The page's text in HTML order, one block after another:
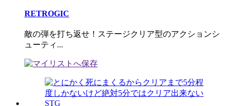
RETROGIC
敵の弾を打ち返せ！ステージクリア型のアクションシ
ューティ...